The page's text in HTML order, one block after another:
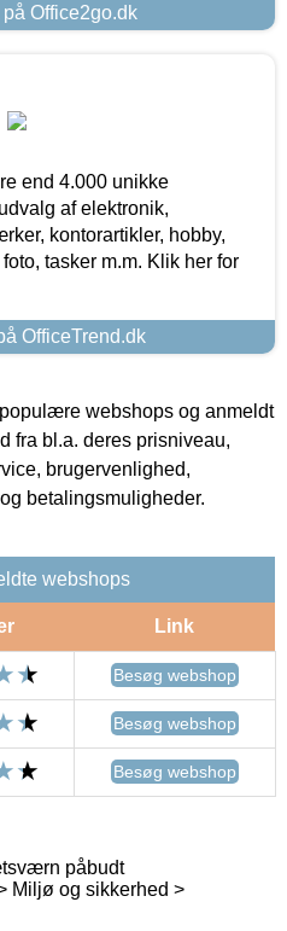
Office2go.dk
end 4.000 unikke
af elektronik,
kontorartikler, hobby,
tasker m.m. Klik her for
OfficeTrend.dk
webshops og anmeldt
fra bl.a. deres prisniveau,
brugervenlighed,
betalingsmuligheder.
webshops
Link
Besøg webshop
Besøg webshop
Besøg webshop
påbudt
Miljø og sikkerhed >